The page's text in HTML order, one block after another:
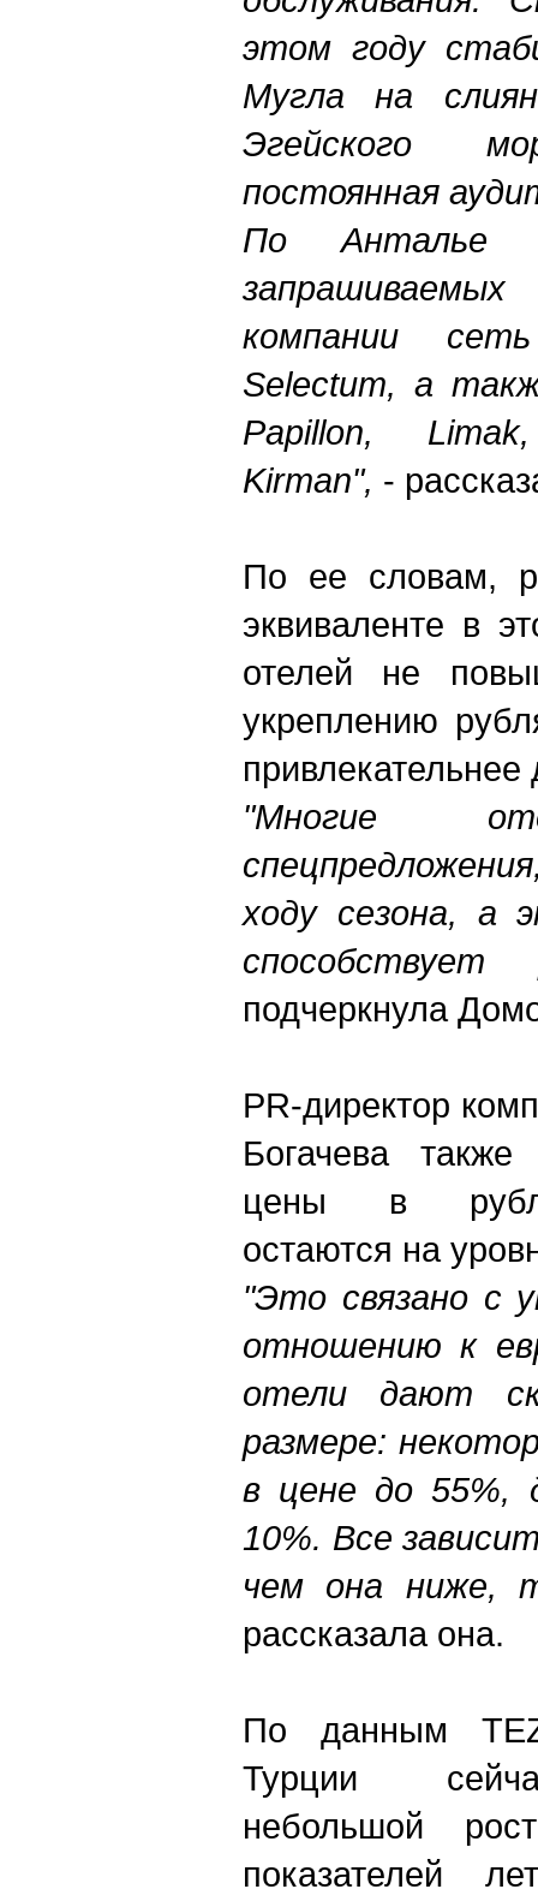
этом году
Мугла на
Эгейского
постоянная
По Анталье
компании
Selectum, а
Papillon,
Kirman", - рас
По ее словам,
эквиваленте в
отелей не
укреплению
привлекательнее
"Многие
ходу сезона, а
подчеркнула
PR-директор
Богачева
цены в
остаются на
"Это связано с
отношению к
отели дают
размере:
в цене до 55%,
10%. Все
чем она ниже,
рассказала она.
По данным T
Турции
небольшой
показателей